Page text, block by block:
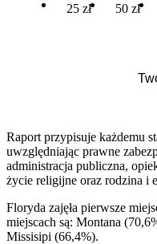
25 zł 50 zł
Raport przypisuje każdemu
uwzględniając prawne
administracja publiczna,
życie religijne oraz rodzina i
Floryda zajęła pierwsze
miejscach są: Montana
Missisipi (66,4%).